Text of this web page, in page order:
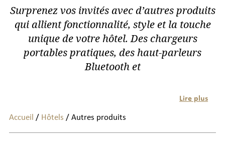
Surprenez vos invités avec d’autres produits
qui allient fonctionnalité, style et la touche
unique de votre hôtel. Des chargeurs
portables pratiques, des haut-parleurs
Bluetooth et
Lire plus
Accueil / Hôtels / Autres produits